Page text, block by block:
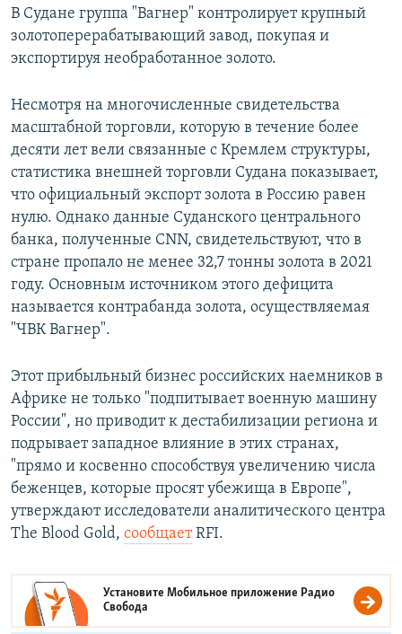
В Судане группа "Вагнер" контролирует крупный
золотоперерабатывающий завод, покупая и
экспортируя необработанное золото.
Несмотря на многочисленные свидетельства
масштабной торговли, которую в течение более
десяти лет вели связанные с Кремлем структуры,
статистика внешней торговли Судана показывает,
что официальный экспорт золота в Россию равен
нулю. Однако данные Суданского центрального
банка, полученные CNN, свидетельствуют, что в
стране пропало не менее 32,7 тонны золота в 2021
году. Основным источником этого дефицита
называется контрабанда золота, осуществляемая
"ЧВК Вагнер".
Этот прибыльный бизнес российских наемников в
Африке не только "подпитывает военную машину
России", но приводит к дестабилизации региона и
подрывает западное влияние в этих странах,
"прямо и косвенно способствуя увеличению числа
беженцев, которые просят убежища в Европе",
утверждают исследователи аналитического центра
The Blood Gold, сообщаетRFI.
Установите Мобильное приложение Радио
Свобода